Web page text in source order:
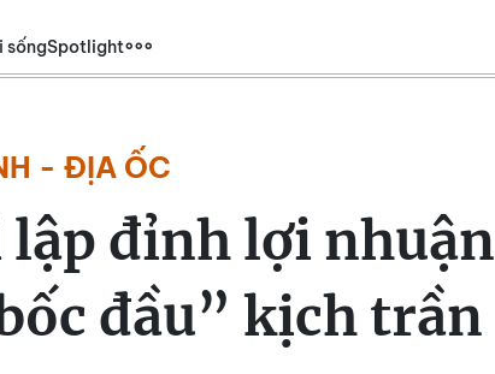
sốngSpotlight
- ĐỊA ỐC
lập đỉnh lợi nhuận
đầu” kịch trần